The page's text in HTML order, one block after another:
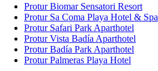
Protur Biomar Sensatori Resort
Protur Sa Coma Playa Hotel & Spa
Protur Safari Park Aparthotel
Protur Vista Badía Aparthotel
Protur Badía Park Aparthotel
Protur Palmeras Playa Hotel